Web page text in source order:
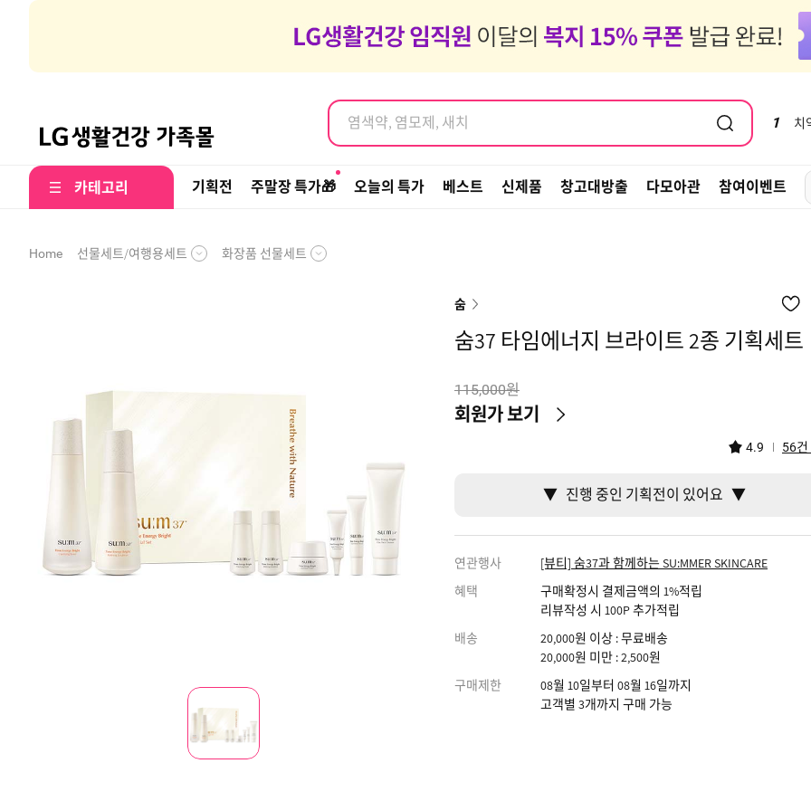
염색약, 염모제, 새치
염색약, 염모제, 새치 1 치
카테고리 기획전 주말장 특가🎁 오늘의 특가 베스트 신제품 창고대방출 다모아관 참여이벤트
Home 선물세트/여행용세트 화장품 선물세트
숨
숨37 타임에너지 브라이트 2종 기획세트
115,000원
회원가 보기
4.9 56
▼ 진행 중인 기획전이 있어요 ▼
연관행사
[뷰티] 숨37과 함께하는 SU:MMER SKINCARE
혜택
구매확정시 결제금액의 1%적립
리뷰작성 시 100P 추가적립
배송
20,000원 이상 : 무료배송
20,000원 미만 : 2,500원
구매제한
08월 10일부터 08월 16일까지
고객별 3개까지 구매 가능